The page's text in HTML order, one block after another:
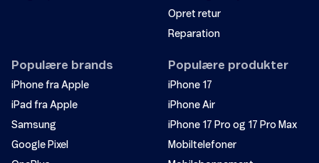
Opret retur
Reparation
Populære brands
iPhone fra Apple
iPad fra Apple
Samsung
Google Pixel
Populære produkter
iPhone 17
iPhone Air
iPhone 17 Pro og 17 Pro Max
Mobiltelefoner